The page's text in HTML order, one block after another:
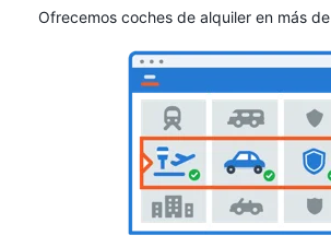
Ofrecemos coches de alquiler en más de